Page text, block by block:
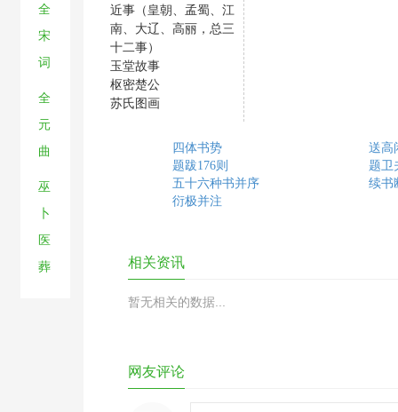
全
宋
词
全
元
曲
巫
卜
医
葬
近事（皇朝、孟蜀、江
南、大辽、高丽，总三
十二事）
玉堂故事
枢密楚公
苏氏图画
四体书势
送高
题跋176则
题卫
五十六种书并序
续书
衍极并注
相关资讯
暂无相关的数据...
网友评论